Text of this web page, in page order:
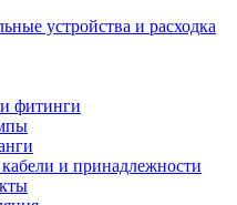
устройства и расходка
фитинги
и принадлежности